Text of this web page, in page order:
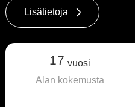
Lisätietoja
17 vuosi
Alan kokemusta